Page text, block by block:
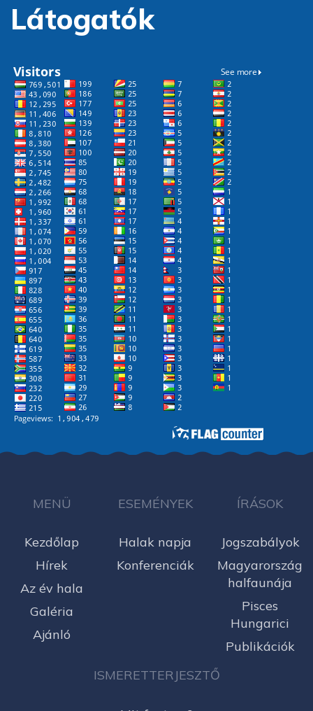
Látogatók
MENÜ
Kezdőlap
Hírek
Az év hala
Galéria
Ajánló
ESEMÉNYEK
Halak napja
Konferenciák
ÍRÁSOK
Jogszabályok
Magyarország
halfaunája
Pisces
Hungarici
Publikációk
ISMERETTERJESZTŐ